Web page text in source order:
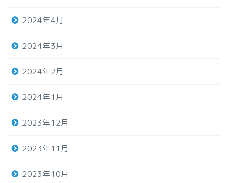
2024年4月
2024年3月
2024年2月
2024年1月
2023年12月
2023年11月
2023年10月